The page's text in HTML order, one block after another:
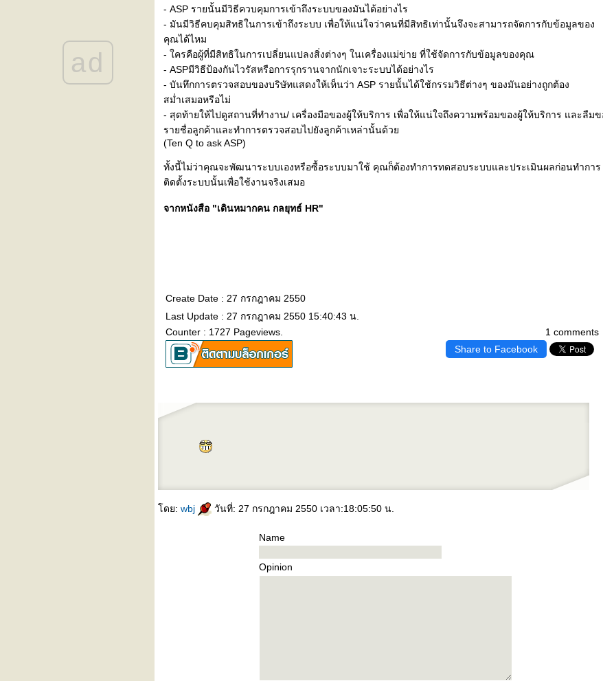
ad
- ASP รายนั้นมีวิธีควบคุมการเข้าถึงระบบของมันได้อย่างไร
- มันมีวิธีคบคุมสิทธิในการเข้าถึงระบบ เพื่อให้แน่ใจว่าคนที่มีสิทธิเท่านั้นจึงจะสามารถจัดการกับข้อมูลของ
คุณได้ไหม
- ใครคือผู้ที่มีสิทธิในการเปลี่ยนแปลงสิ่งต่างๆ ในเครื่องแม่ข่าย ที่ใช้จัดการกับข้อมูลของคุณ
- ASPมีวิธีป้องกันไวรัสหรือการรุกรานจากนักเจาะระบบได้อย่างไร
- บันทึกการตรวจสอบของบริษัทแสดงให้เห็นว่า ASP รายนั้นได้ใช้กรรมวิธีต่างๆ ของมันอย่างถูกต้อง
สม่ำเสมอหรือไม่
- สุดท้ายให้ไปดูสถานที่ทำงาน/ เครื่องมือของผู้ให้บริการ เพื่อให้แน่ใจถึงความพร้อมของผู้ให้บริการ และลืม
รายชื่อลูกค้าและทำการตรวจสอบไปยังลูกค้าเหล่านั้นด้ว
(Ten Q to ask ASP)
ทั้งนี้ไม่ว่าคุณจะพัฒนาระบบเองหรือซื้อระบบมาใช้ คุณก็ต้องทำการทดสอบระบบและประเมินผลก่อนทำการ
ติดตั้งระบบนั้นเพื่อใช้งานจริงเสมอ
จากหนังสือ "เดินหมากคน กลยุทธ์ HR"
Create Date : 27 กรกฎาคม 2550
1 comments
Last Update : 27 กรกฎาคม 2550 15:40:43 น.
Counter : 1727 Pageviews.
Share to Facebook
ดย: wbj วันที่: 27 กรกฎาคม 2550 เวลา:18:05:50 น.
Name
Opinion